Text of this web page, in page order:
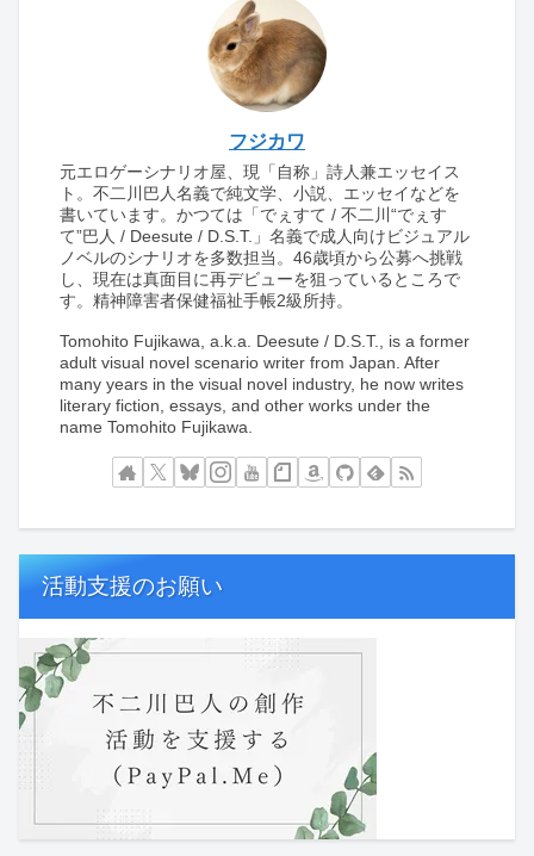
フジカワ
元エロゲーシナリオ屋、現「自称」詩人兼エッセイス
ト。不二川巴人名義で純文学、小説、エッセイなどを
書いています。かつては「でぇすて / 不二川“でぇす
て”巴人 / Deesute / D.S.T.」名義で成人向けビジュアル
ノベルのシナリオを多数担当。46歳頃から公募へ挑戦
し、現在は真面目に再デビューを狙っているところで
す。精神障害者保健福祉手帳2級所持。
Tomohito Fujikawa, a.k.a. Deesute / D.S.T., is a former
adult visual novel scenario writer from Japan. After
many years in the visual novel industry, he now writes
literary fiction, essays, and other works under the
name Tomohito Fujikawa.
活動支援のお願い